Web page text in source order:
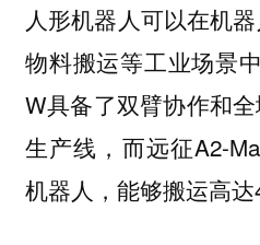
人形机器人可以在机
物料搬运等工业场景
W具备了双臂协作和
生产线，而远征A2-
机器人，能够搬运高达